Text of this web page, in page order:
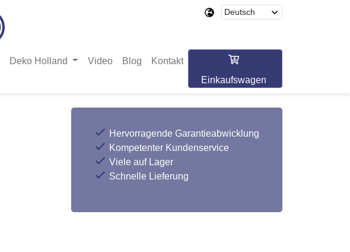
Deko Holland Video Blog
Kontakt
Einkaufswagen
Hervorragende Garantieabwicklung
Kompetenter Kundenservice
Viele auf Lager
Schnelle Lieferung